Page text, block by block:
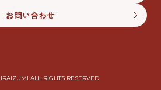
ALL RIGHTS RESERVED.
お問い合わせ